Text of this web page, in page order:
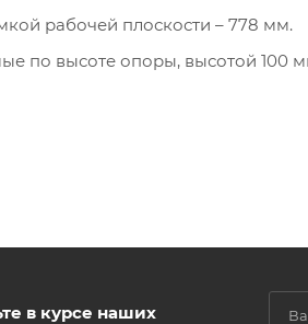
рабочей плоскости – 778 мм.
по высоте опоры, высотой 100
в курсе наших